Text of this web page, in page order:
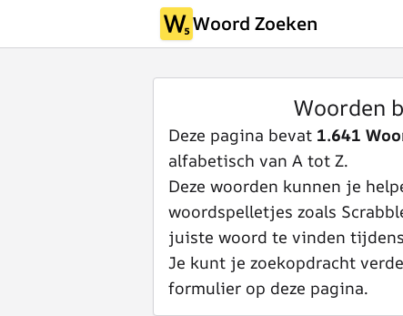
Woord Zoeken
Woorden
Deze pagina bevat 1.641
alfabetisch van A tot Z.
Deze woorden kunnen je
woordspelletjes zoals
juiste woord te vinden
Je kunt je zoekopdracht
formulier op deze pagina.